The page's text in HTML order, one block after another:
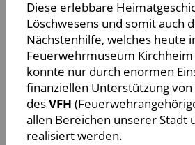
Diese erlebbare
Löschwesens und somit auch
Nächstenhilfe, welches heute
Feuerwehrmuseum
konnte nur durch enormen
finanziellen Unterstützung
desVFH
allen Bereichen unserer Stadt
realisiert werden.